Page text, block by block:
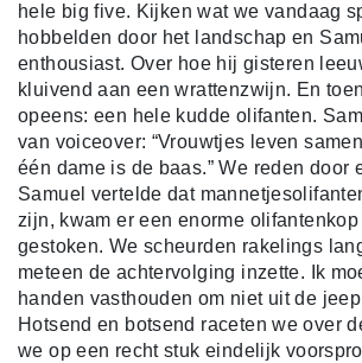
hele big five. Kijken wat we vandaag
hobbelden door het landschap en
enthousiast. Over hoe hij gisteren
kluivend aan een wrattenzwijn. En
opeens: een hele kudde olifanten.
van voiceover: “Vrouwtjes leven
één dame is de baas.” We reden door
Samuel vertelde dat
zijn, kwam er een enorme
gestoken. We scheurden rakelings
meteen de achtervolging inzette. Ik
handen vasthouden om niet uit de
Hotsend en botsend raceten we over
we op een recht stuk eindelijk